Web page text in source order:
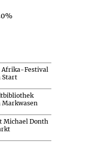
Afrika-Festival
Start
Markwasen
Michael Donth